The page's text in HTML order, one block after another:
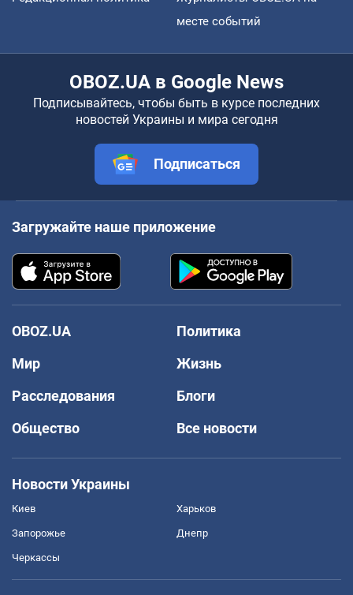
месте событий
OBOZ.UA в Google News
Подписывайтесь, чтобы быть в курсе последних
новостей Украины и мира сегодня
Подписаться
Загружайте наше приложение
OBOZ.UA
Политика
Мир
Жизнь
Расследования
Блоги
Общество
Все новости
Новости Украины
Киев Харьков
Запорожье Днепр
Черкассы